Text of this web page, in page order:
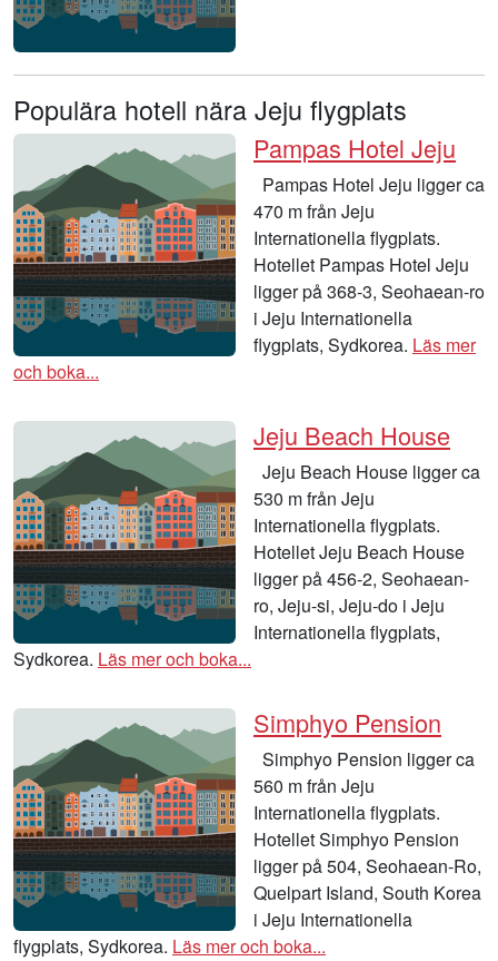
Populära hotell nära Jeju flygplats
Pampas Hotel Jeju
Pampas Hotel Jeju ligger ca
470 m från Jeju
Internationella flygplats.
Hotellet Pampas Hotel Jeju
ligger på 368-3, Seohaean-ro
i Jeju Internationella
flygplats, Sydkorea. Läs mer
och boka...
Jeju Beach House
Jeju Beach House ligger ca
530 m från Jeju
Internationella flygplats.
Hotellet Jeju Beach House
ligger på 456-2, Seohaean-
ro, Jeju-si, Jeju-do i Jeju
Internationella flygplats,
Sydkorea. Läs mer och boka...
Simphyo Pension
Simphyo Pension ligger ca
560 m från Jeju
Internationella flygplats.
Hotellet Simphyo Pension
ligger på 504, Seohaean-Ro,
Quelpart Island, South Korea
i Jeju Internationella
flygplats, Sydkorea. Läs mer och boka...